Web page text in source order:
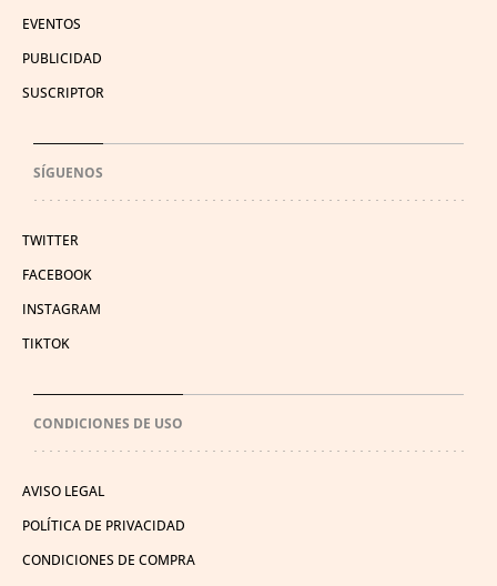
EVENTOS
PUBLICIDAD
SUSCRIPTOR
SÍGUENOS
TWITTER
FACEBOOK
INSTAGRAM
TIKTOK
CONDICIONES DE USO
AVISO LEGAL
POLÍTICA DE PRIVACIDAD
CONDICIONES DE COMPRA